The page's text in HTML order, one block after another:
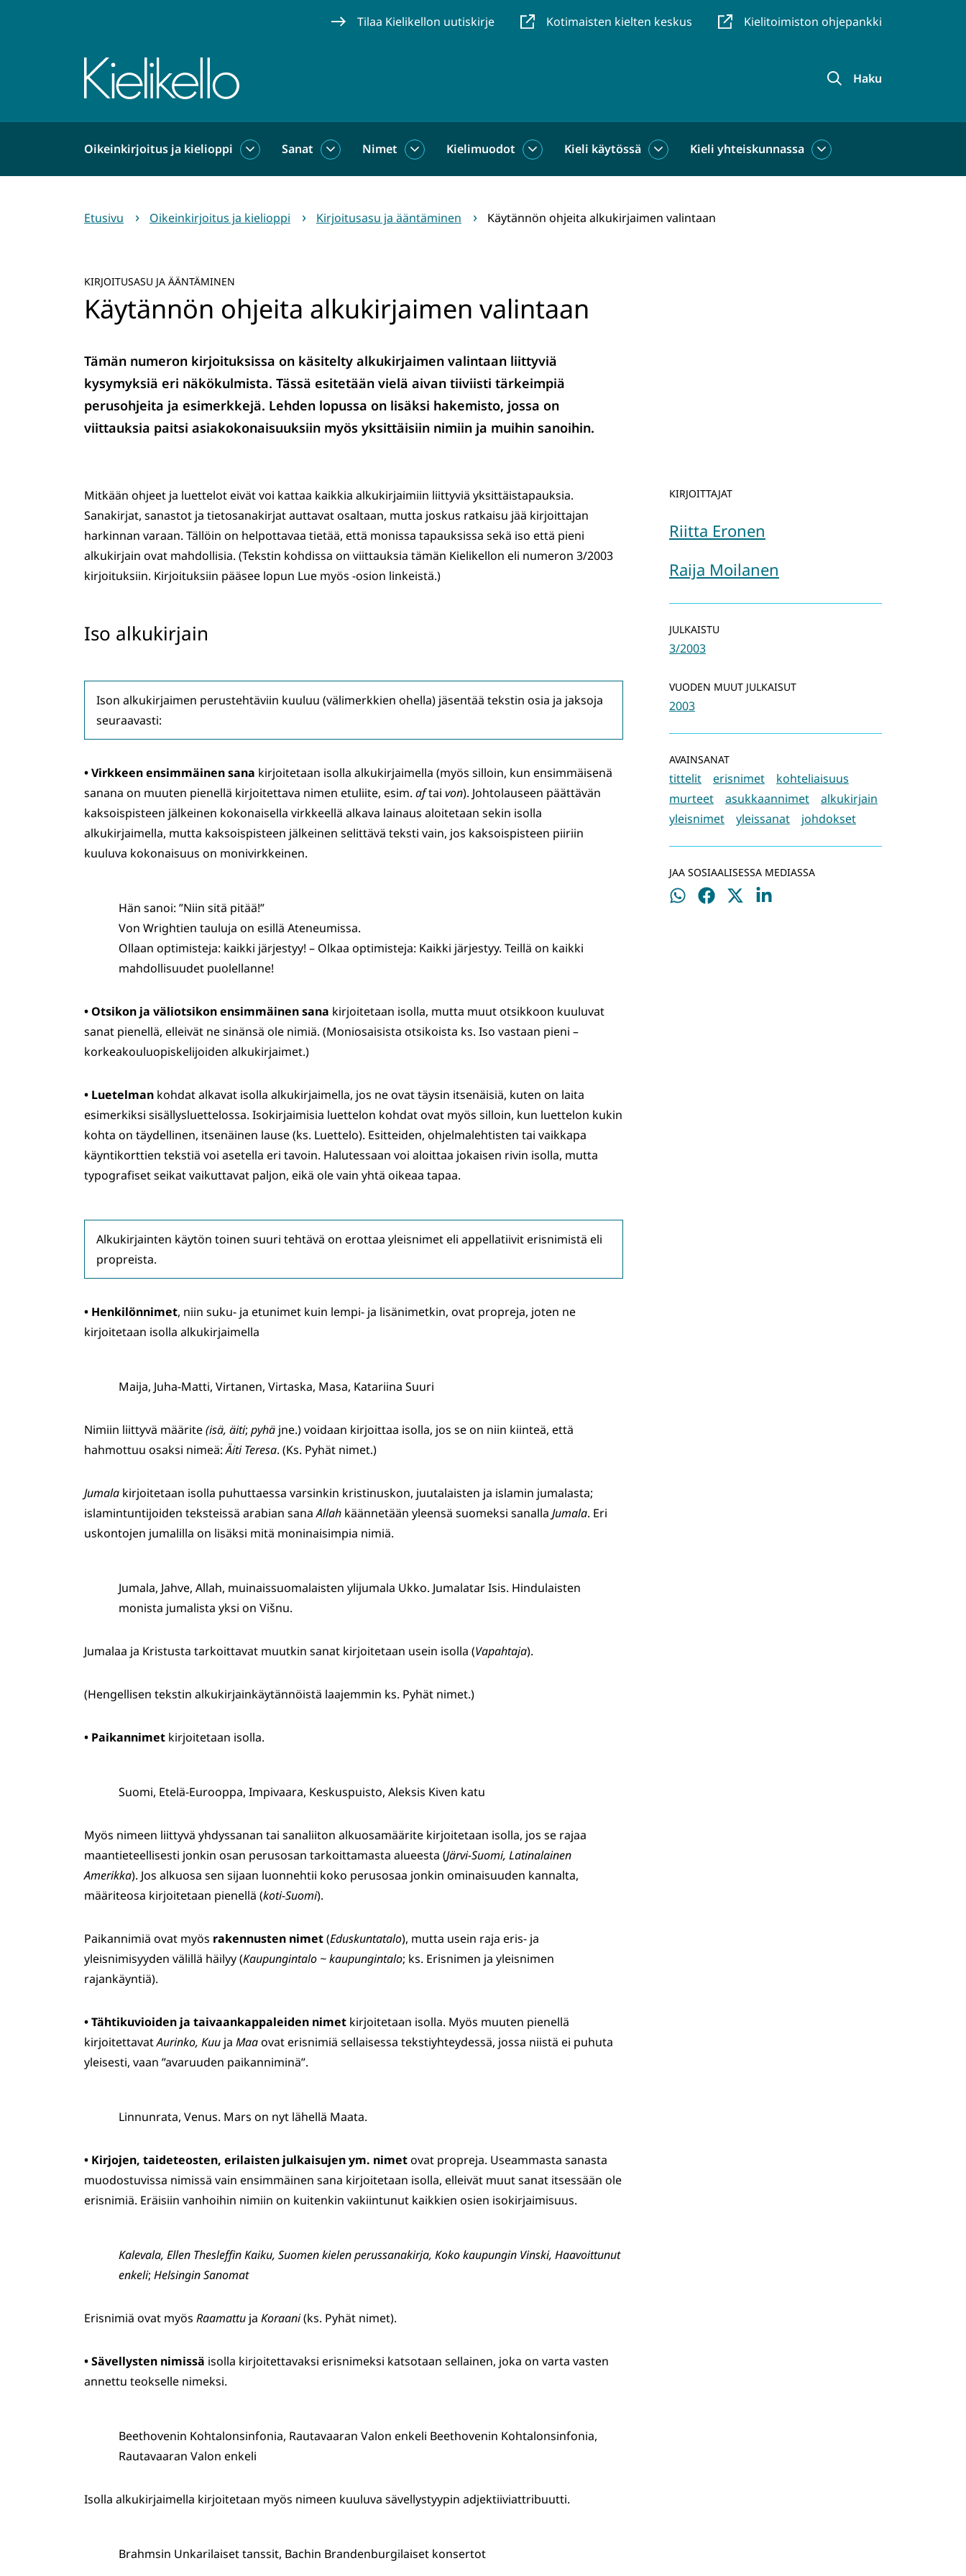
Tilaa Kielikellon uutiskirje Kotimaisten kielten keskus Kielitoimiston ohjepankki
Etusivu
Haku
Oikeinkirjoitus ja kielioppi
Oikeinkirjoitus
Sanat
Sanat
Nimet
NimetKielimuodot
KielimuodotKieli käytössä
Kieli
Kieli yhteiskunnassa
Kieli
Etusivu
Oikeinkirjoitus ja kielioppi Kirjoitusasu ja ääntäminen Käytännön ohjeita alkukirjaimen valintaan
KIRJOITUSASU JA ÄÄNTÄMINEN
Käytännön ohjeita alkukirjaimen valintaan
Tämän numeron kirjoituksissa on käsitelty alkukirjaimen valintaan liittyviä
kysymyksiä eri näkökulmista. Tässä esitetään vielä aivan tiiviisti tärkeimpiä
perusohjeita ja esimerkkejä. Lehden lopussa on lisäksi hakemisto, jossa on
viittauksia paitsi asiakokonaisuuksiin myös yksittäisiin nimiin ja muihin sanoihin.
KIRJOITTAJAT
Riitta Eronen
Raija Moilanen
JULKAISTU
3/2003
VUODEN MUUT JULKAISUT
2003
AVAINSANAT
tittelit erisnimet
kohteliaisuus
murteet
asukkaannimet
alkukirjain
yleisnimet
yleissanat johdokset
JAA SOSIAALISESSA MEDIASSA
Jaa
Jaa
Jaa
Jaa
Mitkään ohjeet ja luettelot eivät voi kattaa kaikkia alkukirjaimiin liittyviä yksittäistapauksia.
Sanakirjat, sanastot ja tietosanakirjat auttavat osaltaan, mutta joskus ratkaisu jää kirjoittajan
harkinnan varaan. Tällöin on helpottavaa tietää, että monissa tapauksissa sekä iso että pieni
alkukirjain ovat mahdollisia. (Tekstin kohdissa on viittauksia tämän Kielikellon eli numeron 3/2003
kirjoituksiin. Kirjoituksiin pääsee lopun Lue myös -osion linkeistä.)
Iso alkukirjain
Ison alkukirjaimen perustehtäviin kuuluu (välimerkkien ohella) jäsentää tekstin osia ja jaksoja
seuraavasti:
•Virkkeen ensimmäinen sana kirjoitetaan isolla alkukirjaimella (myös silloin, kun ensimmäisenä
sanana on muuten pienellä kirjoitettava nimen etuliite, esim. aftai von). Johtolauseen päättävän
kaksoispisteen jälkeinen kokonaisella virkkeellä alkava lainaus aloitetaan sekin isolla
alkukirjaimella, mutta kaksoispisteen jälkeinen selittävä teksti vain, jos kaksoispisteen piiriin
kuuluva kokonaisuus on monivirkkeinen.
Hän sanoi: ”Niin sitä pitää!”
Von Wrightien tauluja on esillä Ateneumissa.
Ollaan optimisteja: kaikki järjestyy! – Olkaa optimisteja: Kaikki järjestyy. Teillä on kaikki
mahdollisuudet puolellanne!
•Otsikon ja väliotsikon ensimmäinen sana kirjoitetaan isolla, mutta muut otsikkoon kuuluvat
sanat pienellä, elleivät ne sinänsä ole nimiä. (Moniosaisista otsikoista ks. Iso vastaan pieni –
korkeakouluopiskelijoiden alkukirjaimet.)
• Luetelman kohdat alkavat isolla alkukirjaimella, jos ne ovat täysin itsenäisiä, kuten on laita
esimerkiksi sisällysluettelossa. Isokirjaimisia luettelon kohdat ovat myös silloin, kun luettelon kukin
kohta on täydellinen, itsenäinen lause (ks. Luettelo). Esitteiden, ohjelmalehtisten tai vaikkapa
käyntikorttien tekstiä voi asetella eri tavoin. Halutessaan voi aloittaa jokaisen rivin isolla, mutta
typografiset seikat vaikuttavat paljon, eikä ole vain yhtä oikeaa tapaa.
Alkukirjainten käytön toinen suuri tehtävä on erottaa yleisnimet eli appellatiivit erisnimistä eli
propreista.
• Henkilönnimet, niin suku- ja etunimet kuin lempi- ja lisänimetkin, ovat propreja, joten ne
kirjoitetaan isolla alkukirjaimella
Maija, Juha-Matti, Virtanen, Virtaska, Masa, Katariina Suuri
Nimiin liittyvä määrite(isä, äiti; pyhä jne.) voidaan kirjoittaa isolla, jos se on niin kiinteä, että
hahmottuu osaksi nimeä:Äiti Teresa. (Ks. Pyhät nimet.)
Jumala kirjoitetaan isolla puhuttaessa varsinkin kristinuskon, juutalaisten ja islamin jumalasta;
islamintuntijoiden teksteissä arabian sanaAllah käännetään yleensä suomeksi sanalla Jumala. Eri
uskontojen jumalilla on lisäksi mitä moninaisimpia nimiä.
Jumala, Jahve, Allah, muinaissuomalaisten ylijumala Ukko. Jumalatar Isis. Hindulaisten
monista jumalista yksi on Višnu.
Jumalaa ja Kristusta tarkoittavat muutkin sanat kirjoitetaan usein isolla (Vapahtaja).
(Hengellisen tekstin alkukirjainkäytännöistä laajemmin ks. Pyhät nimet.)
• Paikannimet kirjoitetaan isolla.
Suomi, Etelä-Eurooppa, Impivaara, Keskuspuisto, Aleksis Kiven katu
Myös nimeen liittyvä yhdyssanan tai sanaliiton alkuosamäärite kirjoitetaan isolla, jos se rajaa
maantieteellisesti jonkin osan perusosan tarkoittamasta alueesta (Järvi-Suomi, Latinalainen
Amerikka). Jos alkuosa sen sijaan luonnehtii koko perusosaa jonkin ominaisuuden kannalta,
määriteosa kirjoitetaan pienellä (koti-Suomi).
Paikannimiä ovat myös rakennusten nimet(Eduskuntatalo), mutta usein raja eris- ja
yleisnimisyyden välillä häilyy (Kaupungintalo ~ kaupungintalo; ks. Erisnimen ja yleisnimen
rajankäyntiä).
•Tähtikuvioiden ja taivaankappaleiden nimet kirjoitetaan isolla. Myös muuten pienellä
kirjoitettavatAurinko, Kuu ja Maaovat erisnimiä sellaisessa tekstiyhteydessä, jossa niistä ei puhuta
yleisesti, vaan ”avaruuden paikanniminä”.
Linnunrata, Venus. Mars on nyt lähellä Maata.
• Kirjojen, taideteosten, erilaisten julkaisujen ym. nimetovat propreja. Useammasta sanasta
muodostuvissa nimissä vain ensimmäinen sana kirjoitetaan isolla, elleivät muut sanat itsessään ole
erisnimiä. Eräisiin vanhoihin nimiin on kuitenkin vakiintunut kaikkien osien isokirjaimisuus.
Kalevala, Ellen Thesleffin Kaiku, Suomen kielen perussanakirja, Koko kaupungin Vinski, Haavoittunut
enkeli; Helsingin Sanomat
Erisnimiä ovat myös Raamattu ja Koraani(ks. Pyhät nimet).
•Sävellysten nimissä isolla kirjoitettavaksi erisnimeksi katsotaan sellainen, joka on varta vasten
annettu teokselle nimeksi.
Beethovenin Kohtalonsinfonia, Rautavaaran Valon enkeli Beethovenin Kohtalonsinfonia,
Rautavaaran Valon enkeli
Isolla alkukirjaimella kirjoitetaan myös nimeen kuuluva sävellystyypin adjektiiviattribuutti.
Brahmsin Unkarilaiset tanssit, Bachin Brandenburgilaiset konsertot